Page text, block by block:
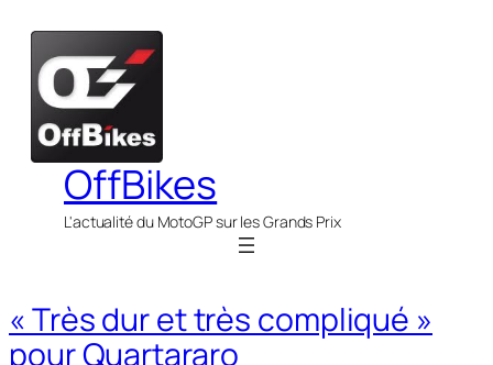
contenu
OffBikes
L'actualité du MotoGP sur les Grands Prix
« Très dur et très compliqué »
pour Quartararo